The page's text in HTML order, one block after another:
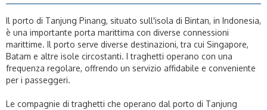
Il porto di Tanjung Pinang, situato sull'isola di Bintan, in Indonesia,
è una importante porta marittima con diverse connessioni
marittime. Il porto serve diverse destinazioni, tra cui Singapore,
Batam e altre isole circostanti. I traghetti operano con una
frequenza regolare, offrendo un servizio affidabile e conveniente
per i passeggeri.
Le compagnie di traghetti che operano dal porto di Tanjung